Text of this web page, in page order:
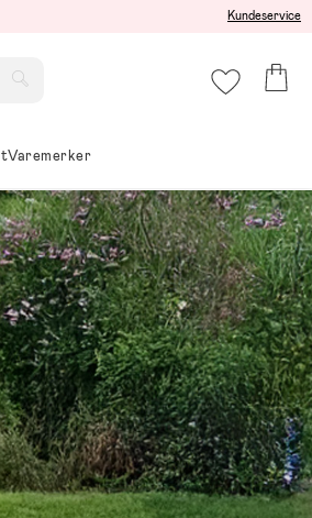
Kundeservice
Varemerker